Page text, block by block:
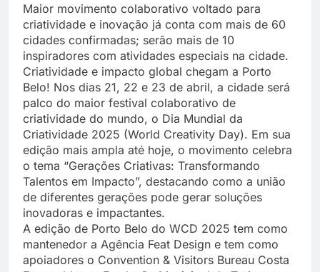
Maior movimento colaborativo voltado para
criatividade e inovação já conta com mais de 60
cidades confirmadas; serão mais de 10
inspiradores com atividades especiais na cidade.
Criatividade e impacto global chegam a Porto
Belo! Nos dias 21, 22 e 23 de abril, a cidade será
palco do maior festival colaborativo de
criatividade do mundo, o Dia Mundial da
Criatividade 2025 (World Creativity Day). Em sua
edição mais ampla até hoje, o movimento celebra
o tema “Gerações Criativas: Transformando
Talentos em Impacto”, destacando como a união
de diferentes gerações pode gerar soluções
inovadoras e impactantes.
A edição de Porto Belo do WCD 2025 tem como
mantenedor a Agência Feat Design e tem como
apoiadores o Convention & Visitors Bureau Costa